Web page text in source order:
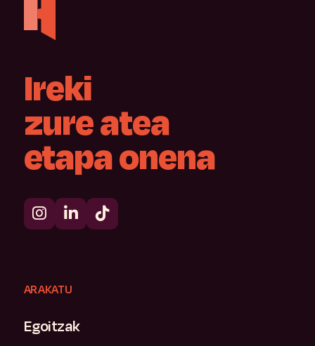
Ireki
zureatea
etapaonena
ARAKATU
Egoitzak